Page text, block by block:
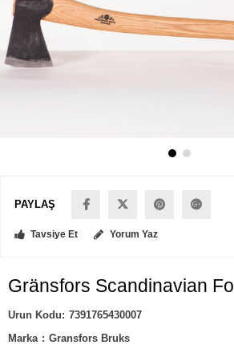
PAYLAŞ
Tavsiye Et Yorum Yaz
Gränsfors Scandinavian
7391765430007
Marka : Gransfors Bruks